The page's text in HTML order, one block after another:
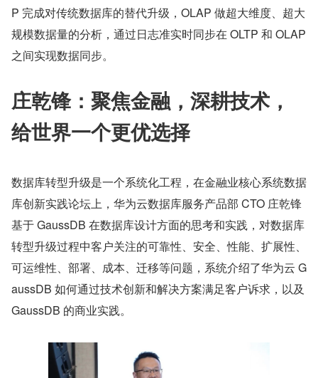
P 完成对传统数据库的替代升级，OLAP 做超大维度、超大
规模数据量的分析，通过日志准实时同步在 OLTP 和 OLAP
之间实现数据同步。
庄乾锋：聚焦金融，深耕技术，
给世界一个更优选择
数据库转型升级是一个系统化工程，在金融业核心系统数据
库创新实践论坛上，华为云数据库服务产品部 CTO 庄乾锋
基于 GaussDB 在数据库设计方面的思考和实践，对数据库
转型升级过程中客户关注的可靠性、安全、性能、扩展性、
可运维性、部署、成本、迁移等问题，系统介绍了华为云 G
aussDB 如何通过技术创新和解决方案满足客户诉求，以及
GaussDB 的商业实践。